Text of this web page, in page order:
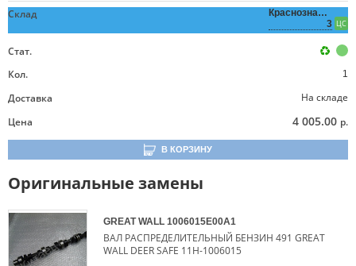
Склад
Краснознаменная,
3 ЦС
Стат.
Кол.
1
Доставка
На складе
Цена
4 005.00 р.
В КОРЗИНУ
Оригинальные замены
GREAT WALL 1006015E00A1
ВАЛ РАСПРЕДЕЛИТЕЛЬНЫЙ БЕНЗИН 491 GREAT
WALL DEER SAFE 11H-1006015